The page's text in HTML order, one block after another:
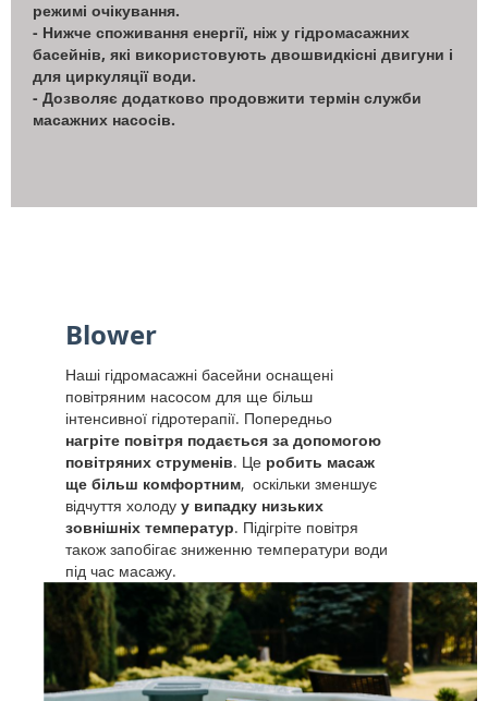
режимі очікування.
- Нижче споживання енергії, ніж у гідромасажних
басейнів, які використовують двошвидкісні двигуни і
для циркуляції води.
- Дозволяє додатково продовжити термін служби
масажних насосів.
Blower
Наші гідромасажні басейни оснащені
повітряним насосом для ще більш
інтенсивної гідротерапії. Попередньо
нагріте повітря подається за допомогою
повітряних струменів. Це робить масаж
ще більш комфортним, оскільки зменшує
відчуття холоду у випадку низьких
зовнішніх температур. Підігріте повітря
також запобігає зниженню температури води
під час масажу.